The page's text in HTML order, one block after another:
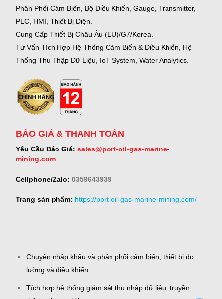
Phân Phối Cảm Biến, Bộ Điều Khiển, Gauge, Transmitter,
PLC, HMI, Thiết Bị Điện.
Cung Cấp Thiết Bị Châu Âu (EU)/G7/Korea.
Tư Vấn Tích Hợp Hệ Thống Cảm Biến & Điều Khiển, Hệ
Thống Thu Thập Dữ Liệu, IoT System, Water Analytics.
BÁO GIÁ & THANH TOÁN
Yêu Cầu Báo Giá: sales@port-oil-gas-marine-
mining.com
Cellphone/Zalo: 0359643939
Trang sản phẩm: https://port-oil-gas-marine-mining.com/
Chuyên nhập khẩu và phân phối cảm biến, thiết bị đo
lường và điều khiển.
Tích hợp hệ thống giám sát thu nhập dữ liệu, truyền